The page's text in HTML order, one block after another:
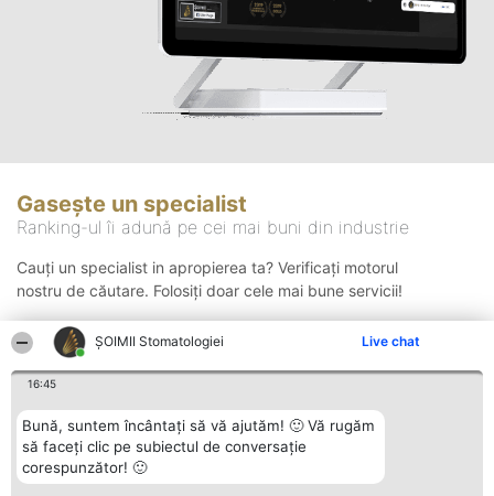
ȘOIMII Stomatologiei Live chat
16:45
Bună, suntem încântați să vă ajutăm! 🙂 Vă rugăm
să faceți clic pe subiectul de conversație
corespunzător! 🙂
Gasește un specialist
Ranking-ul îi adună pe cei mai buni din industrie
Cauți un specialist in apropierea ta? Verificați motorul
nostru de căutare. Folosiți doar cele mai bune servicii!